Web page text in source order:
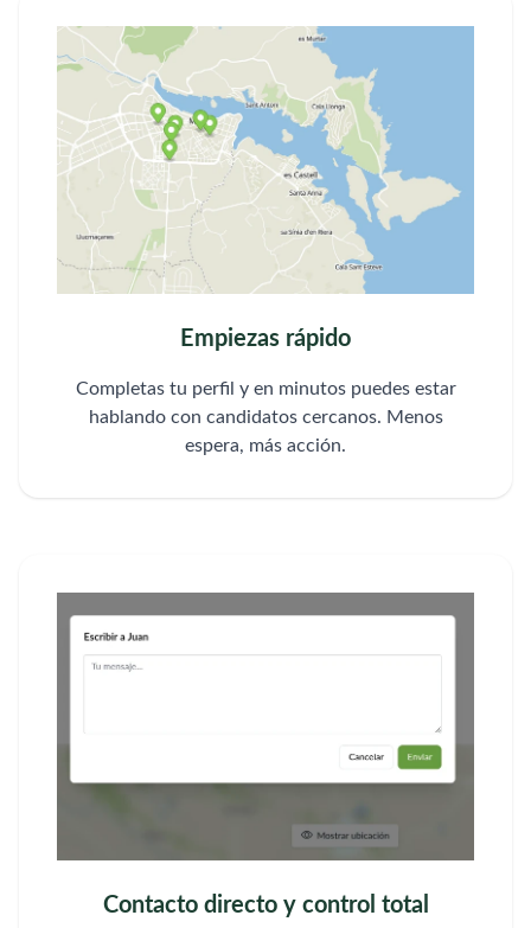
Empiezas rápido
Completas tu perfil y en minutos puedes estar
hablando con candidatos cercanos. Menos
espera, más acción.
Contacto directo y control total